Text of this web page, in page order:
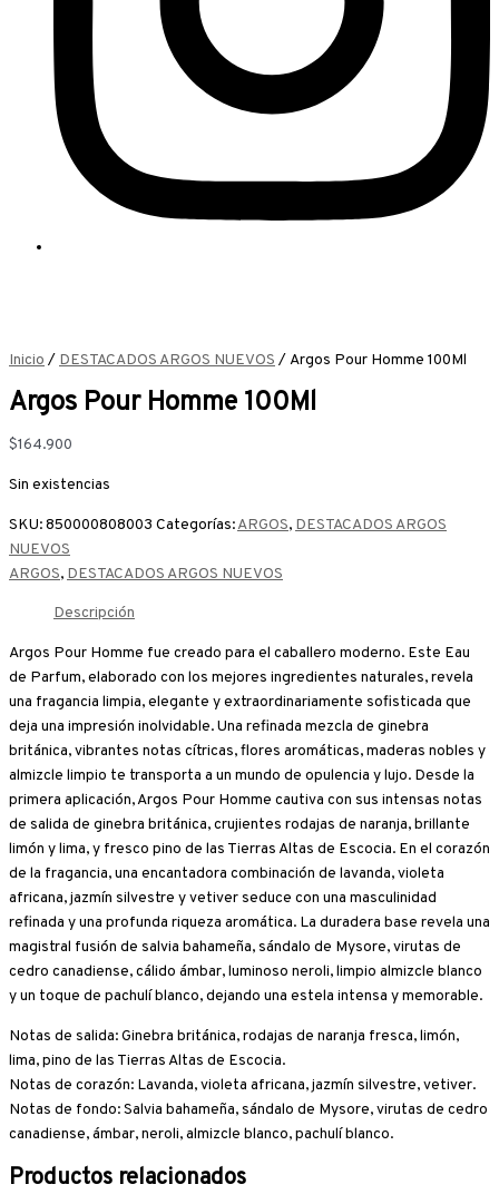
Inicio/ DESTACADOS ARGOS NUEVOS/ Argos Pour Homme 100Ml
Argos Pour Homme 100Ml
$164.900
Sin existencias
SKU:850000808003 Categorías:ARGOS, DESTACADOS ARGOS
NUEVOS
ARGOS, DESTACADOS ARGOS NUEVOS
Descripción
Argos Pour Homme fue creado para el caballero moderno. Este Eau
de Parfum, elaborado con los mejores ingredientes naturales, revela
una fragancia limpia, elegante y extraordinariamente sofisticada que
deja una impresión inolvidable. Una refinada mezcla de ginebra
británica, vibrantes notas cítricas, flores aromáticas, maderas nobles y
almizcle limpio te transporta a un mundo de opulencia y lujo. Desde la
primera aplicación, Argos Pour Homme cautiva con sus intensas notas
de salida de ginebra británica, crujientes rodajas de naranja, brillante
limón y lima, y fresco pino de las Tierras Altas de Escocia. En el corazón
de la fragancia, una encantadora combinación de lavanda, violeta
africana, jazmín silvestre y vetiver seduce con una masculinidad
refinada y una profunda riqueza aromática. La duradera base revela una
magistral fusión de salvia bahameña, sándalo de Mysore, virutas de
cedro canadiense, cálido ámbar, luminoso neroli, limpio almizcle blanco
y un toque de pachulí blanco, dejando una estela intensa y memorable.
Notas de salida: Ginebra británica, rodajas de naranja fresca, limón,
lima, pino de las Tierras Altas de Escocia.
Notas de corazón: Lavanda, violeta africana, jazmín silvestre, vetiver.
Notas de fondo: Salvia bahameña, sándalo de Mysore, virutas de cedro
canadiense, ámbar, neroli, almizcle blanco, pachulí blanco.
Productos relacionados